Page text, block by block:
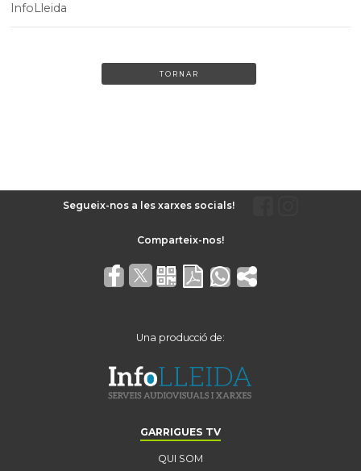
InfoLleida
TORNAR
Segueix-nos a les xarxes socials!
Una producció de:
GARRIGUES TV
QUI SOM